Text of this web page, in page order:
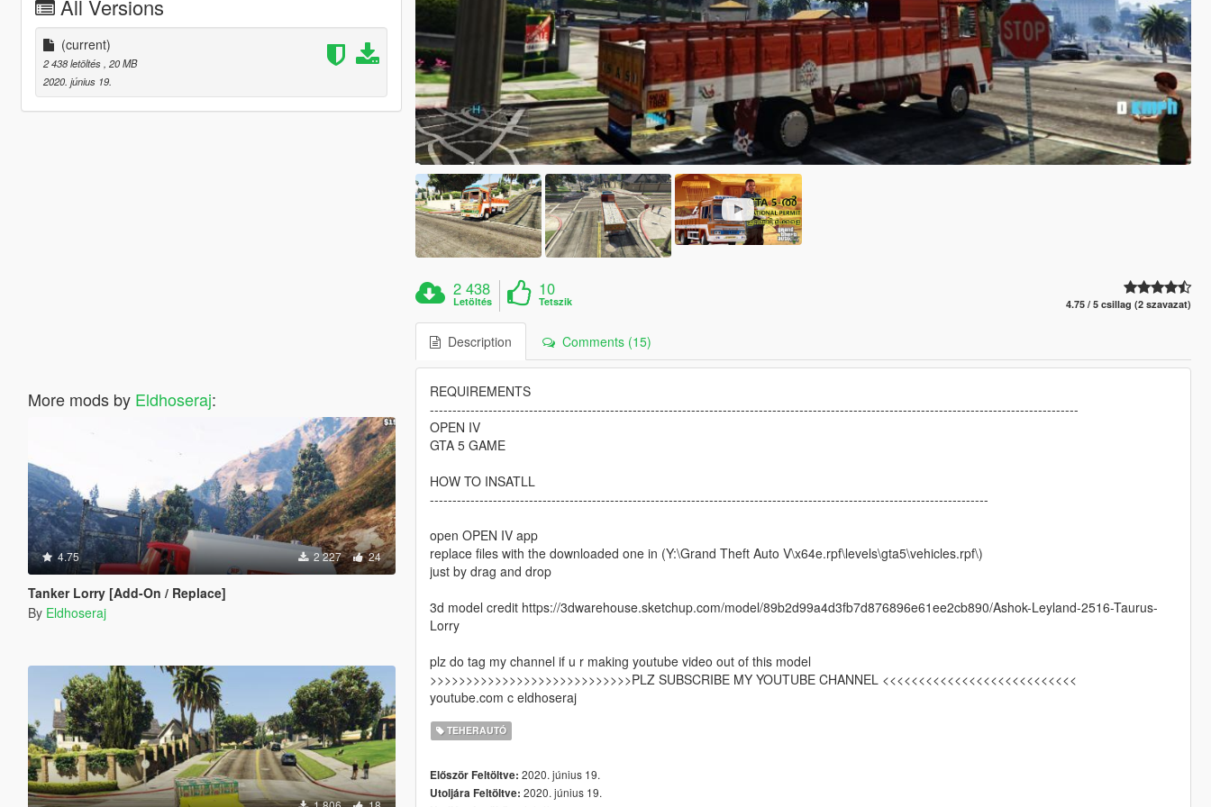
All Versions
(current)
2 438 letöltés , 20 MB
2020. június 19.
More mods by Eldhoseraj:
4.75 2 227 24
Tanker Lorry [Add-On / Replace]
By Eldhoseraj
2 438
Letöltés
10
Tetszik 4.75 / 5 csillag (2 szavazat)
Description Comments (15)
REQUIREMENTS
------------------------------------------------------------------------------------------------------------------------------------------------
OPEN IV
GTA 5 GAME
HOW TO INSATLL
----------------------------------------------------------------------------------------------------------------------------
open OPEN IV app
replace files with the downloaded one in (Y:\Grand Theft Auto V\x64e.rpf\levels\gta5\vehicles.rpf\)
just by drag and drop
3d model credit https://3dwarehouse.sketchup.com/model/89b2d99a4d3fb7d876896e61ee2cb890/Ashok-Leyland-2516-Taurus-
Lorry
plz do tag my channel if u r making youtube video out of this model
>>>>>>>>>>>>>>>>>>>>>>>>>>>>PLZ SUBSCRIBE MY YOUTUBE CHANNEL <<<<<<<<<<<<<<<<<<<<<<<<<<<
youtube.com c eldhoseraj
TEHERAUTÓ
Először Feltöltve: 2020. június 19.
Utoljára Feltöltve: 2020. június 19.